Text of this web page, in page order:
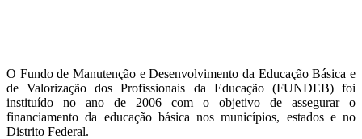
O Fundo de Manutenção e Desenvolvimento da Educação Básica e
de Valorização dos Profissionais da Educação (FUNDEB) foi
instituído no ano de 2006 com o objetivo de assegurar o
financiamento da educação básica nos municípios, estados e no
Distrito Federal.